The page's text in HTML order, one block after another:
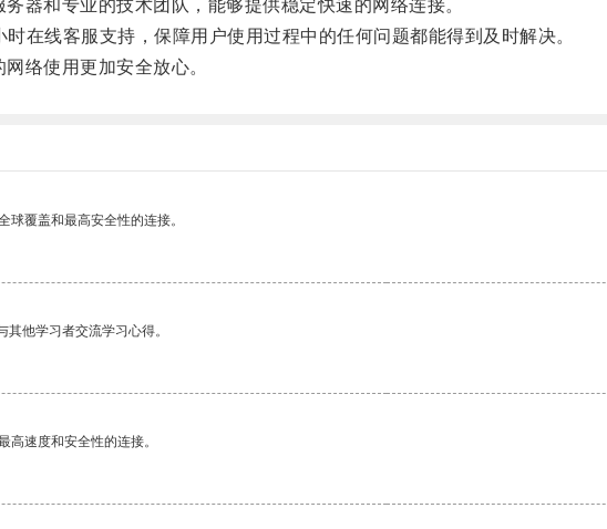
和专业的技术团队，能够提供稳定快速的网络连接。
线客服支持，保障用户使用过程中的任何问题都能得到及时解决。
络使用更加安全放心。
球覆盖和最高安全性的连接。
他学习者交流学习心得。
高速度和安全性的连接。